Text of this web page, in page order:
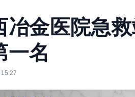
冶金医院急
一名